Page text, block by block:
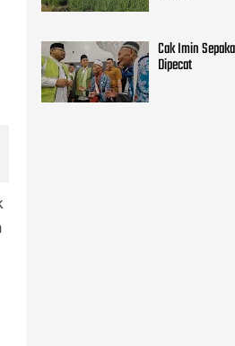
Cak Imin
Dipecat